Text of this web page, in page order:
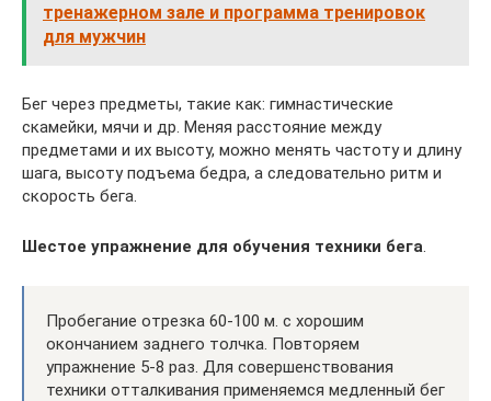
тренажерном зале и программа тренировок
для мужчин
Бег через предметы, такие как: гимнастические
скамейки, мячи и др. Меняя расстояние между
предметами и их высоту, можно менять частоту и длину
шага, высоту подъема бедра, а следовательно ритм и
скорость бега.
Шестое упражнение для обучения техники бега.
Пробегание отрезка 60-100 м. с хорошим
окончанием заднего толчка. Повторяем
упражнение 5-8 раз. Для совершенствования
техники отталкивания применяемся медленный бег